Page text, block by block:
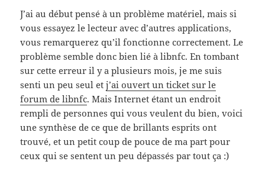
J’ai au début pensé à un problème matériel, mais si
vous essayez le lecteur avec d’autres applications,
vous remarquerez qu’il fonctionne correctement. Le
problème semble donc bien lié à libnfc. En tombant
sur cette erreur il y a plusieurs mois, je me suis
senti un peu seul etj’ai ouvert un ticket sur le
forum de libnfc. Mais Internet étant un endroit
rempli de personnes qui vous veulent du bien, voici
une synthèse de ce que de brillants esprits ont
trouvé, et un petit coup de pouce de ma part pour
ceux qui se sentent un peu dépassés par tout ça :)